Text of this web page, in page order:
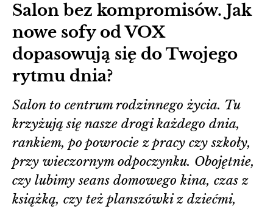
Salon bez kompromisów. Jak
nowe sofy od VOX
dopasowują się do Twojego
rytmu dnia?
Salon to centrum rodzinnego życia. Tu
krzyżują się nasze drogi każdego dnia,
rankiem, po powrocie z pracy czy szkoły,
przy wieczornym odpoczynku. Obojętnie,
czy lubimy seans domowego kina, czas z
książką, czy też planszówki z dziećmi,